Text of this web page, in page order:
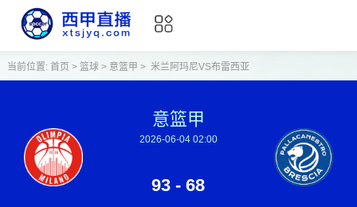
当前位置: 首页 > 篮球> 意篮甲 > 米兰阿玛尼VS布雷西亚
意篮甲
2026-06-04 02:00
93 - 68